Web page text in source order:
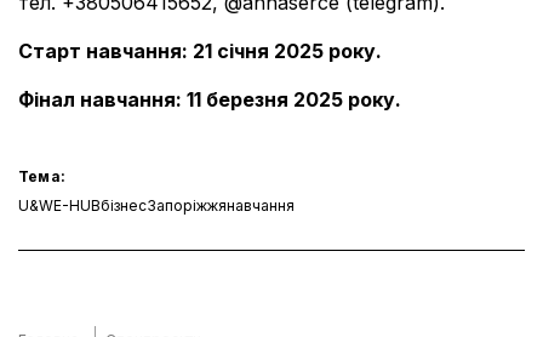
Старт навчання: 21 січня 2025 року.
Фінал навчання: 11 березня 2025 року.
Тема:
U&WE-HUBбізнесЗапоріжжянавчання